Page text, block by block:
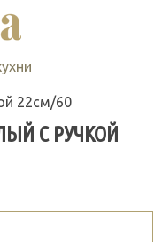
22см/60
С РУЧКОЙ